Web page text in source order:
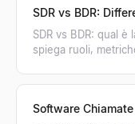
SDR vs BDR:
SDR vs BDR: qual
spiega ruoli,
Software